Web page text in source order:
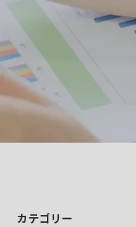
カテゴリー